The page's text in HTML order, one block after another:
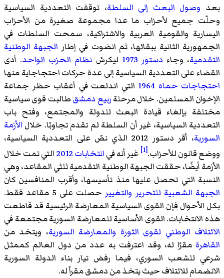
بعد وصول البعث إلى السلطة، توقفت التعددية السياسية
وحلّت جميع لأحزاب ما عدا مجموعة صغيرة من الأحزاب
اليسارية والقومية العربية والاشتراكية، سمحت السلطات في
الجمهورية الثانية ببقائها، ثم انضوت في إطار الجبهة الوطنية
التقدمية، وجاء دستور 1973 ليكرسّ نظام الحزب الواحد. أدى
القضاء على التعددية السياسية إلى عدة حركات احتجاجاية منها
احتجاجات حماه 1964
التي اندلعت في أعقاب حظر جماعة
الإخوان المسلمين. خلال مرحلةربيع دمشقطالبت قوى سياسية
مختلفة بإلغاء قيادة البعث للدولة والمجتمع، وفتح باب
التعددية السياسية، غير أن السلطة لم تقدم تجاوبًا. خلال الأزمة
السورية
، أقر دستور 2012 الذي نصّ على التعددية السياسية،
ووضع قانون للأحزاب.[1] غير أنه فيانتخابات 2012
التي تمت خلال
الأزمة أيضًا، حققت الجبهة الوطنية التقدمية ثلثي المقاعد، وهي
النسبة التي تحصل عليها منذ تأسيسها، وأقرب المنافسين كان
الجبهة الشعبية للتحرير والتغيير
حصلت على 5 مقاعد فقط.
بكل الأحوال فإن القوى السياسية المعارضة الرئيسية قد قاطعت
هذه الانتخابات. القوى الأساسية للمعارضة السورية مجتمعة في
الائتلاف الوطني لقوى الثورة والمعارضة السورية، ويتخد من
القاهرة مقرًا له، وقد اعترفت به عدد من دول العالم كممثل
شرعي للشعب السوري، فيما رفض تيار بناء الدولة السورية
الانضمام للائتلاف حيث يتخذ من دمشق مقراً له.